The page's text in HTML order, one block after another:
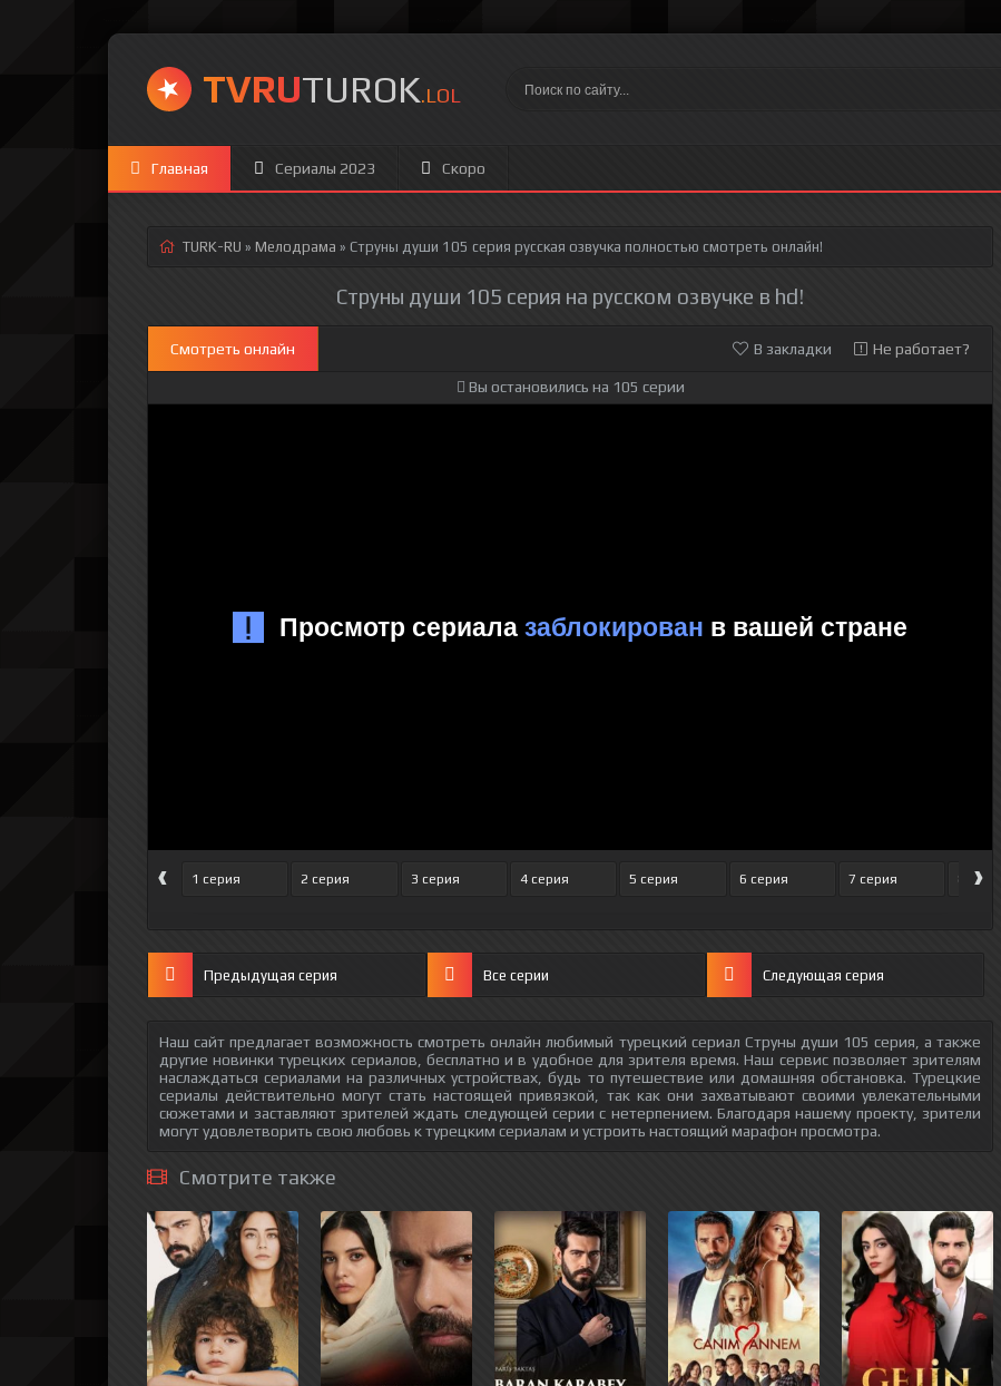
TVRUTUROK.LOL
Главная Сериалы 2023 Скоро
TURK-RU » Мелодрама » Струны души 105 серия русская озвучка полностью смотреть онлайн!
Струны души 105 серия на русском озвучке в hd!
Смотреть онлайн В закладки Не работает?
Вы остановились на 105 серии
‹ 1 серия 2 серия 3 серия 4 серия 5 серия 6 серия 7 серия 8 серия
›
Предыдущая серия Все серии Следующая серия
Наш сайт предлагает возможность смотреть онлайн любимый турецкий сериал Струны души 105 серия, а также
другие новинки турецких сериалов, бесплатно и в удобное для зрителя время. Наш сервис позволяет зрителям
наслаждаться сериалами на различных устройствах, будь то путешествие или домашняя обстановка. Турецкие
сериалы действительно могут стать настоящей привязкой, так как они захватывают своими увлекательными
сюжетами и заставляют зрителей ждать следующей серии с нетерпением. Благодаря нашему проекту, зрители
могут удовлетворить свою любовь к турецким сериалам и устроить настоящий марафон просмотра.
Смотрите также